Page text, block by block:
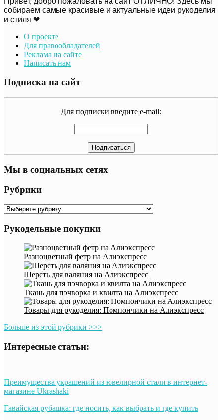
собираем самые красивые и актуальные идеи рукоделия
и стиля ❤
О проекте
Для правообладателей
Реклама на сайте
Написать нам
Подписка на сайт
Для подписки введите e-mail:
Мы в социальных сетях
Рубрики
Рубрики
Рукодельные покупки
Разноцветный фетр на Алиэкспресс
Шерсть для валяния на Алиэкспресс
Ткань для пэчворка и квилта на Алиэкспресс
Товары для рукоделия: Помпончики на Алиэкспресс
Больше из этой рубрики >>>
Интересные статьи:
Преимущества украшений из ювелирной стали в интернет-
магазине Ukrashaki
Гавайская рубашка: где носить, как выбрать и где купить